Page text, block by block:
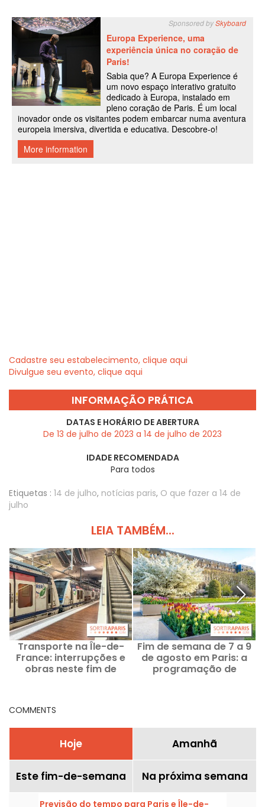
Cadastre seu estabelecimento, clique aqui
Divulgue seu evento, clique aqui
INFORMAÇÃO PRÁTICA
DATAS E HORÁRIO DE ABERTURA
De 13 de julho de 2023 a 14 de julho de 2023
IDADE RECOMENDADA
Para todos
Etiquetas : 14 de julho, notícias paris, O que fazer a 14 de
julho
LEIA TAMBÉM...
Transporte na Île-de-
France: interrupções e
obras neste fim de
Fim de semana de 7 a 9
de agosto em Paris: a
programação de
COMMENTS
Hoje Amanhã
Este fim-de-semana Na próxima semana
Previsão do tempo para Paris e Île-de-